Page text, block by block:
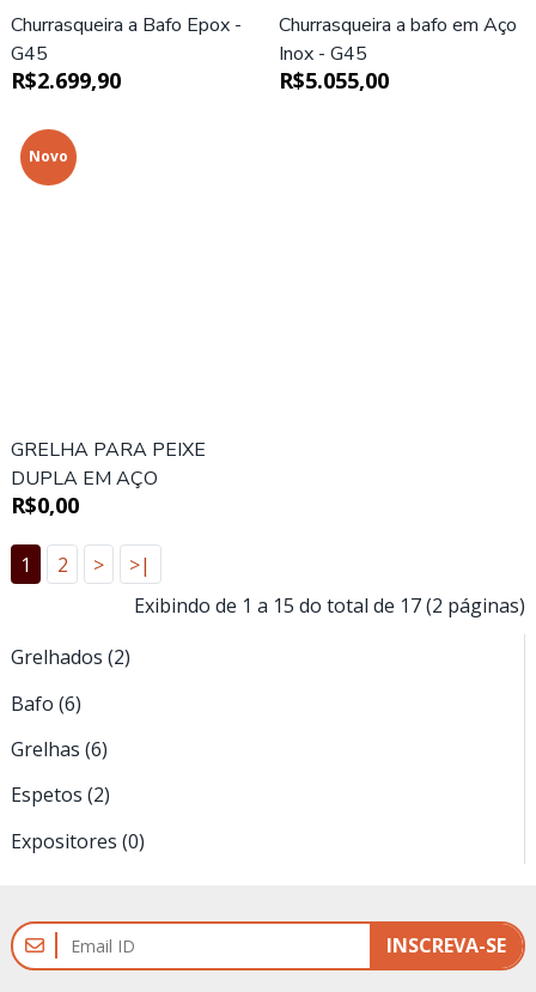
Churrasqueira a Bafo Epox -
G45
R$2.699,90
Churrasqueira a bafo em Aço
Inox - G45
R$5.055,00
Novo
GRELHA PARA PEIXE
DUPLA EM AÇO
CROMADO
R$0,00
1 2 >
>|
Exibindo de 1 a 15 do total de 17 (2 páginas)
Grelhados (2)
Bafo (6)
Grelhas (6)
Espetos (2)
Expositores (0)
INSCREVA-SE